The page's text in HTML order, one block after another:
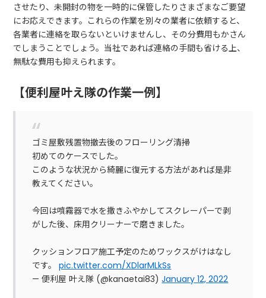
させたり、未開封の物を一時的に保管したりさまざまなご要望
にお応えできます。これらの作業を別々の業者に依頼すると、
各業者に連絡を取らないといけませんし、その分費用もかさん
でしまうことでしょう。当社であれば連絡の手間も省ける上、
無駄な費用も抑えられます。
【便利屋叶え隊の作業一例】
ゴミ屋敷残置物撤去後のフローリング清掃
初めてのケースでした。
このような状況から綺麗に復元する方法があれば是非
教えてください。
今回は噴霧器で水を撒きふやかしてスクレーパーで剥
がした後、床用クリーナーで磨きました。
クッションフロア施工予定のためワックスがけはなし
です。pic.twitter.com/XDlarMLkSs
— 便利屋 叶え隊 (@kanaetai83)January 12, 2022